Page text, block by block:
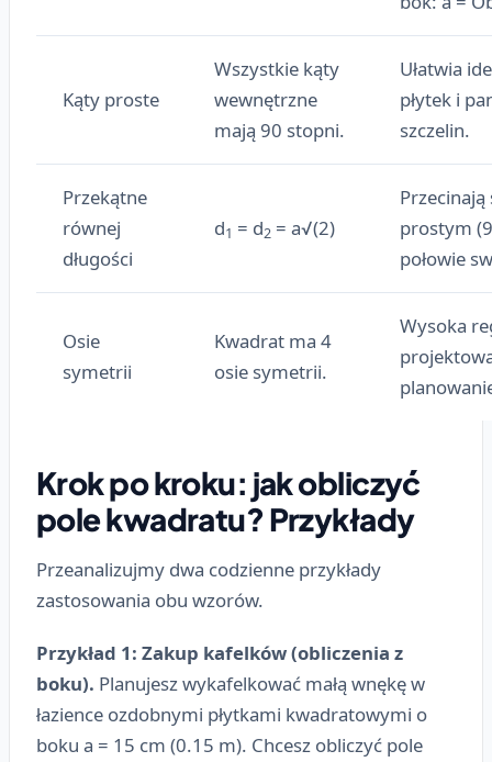
Kąty proste
Wszystkie kąty
wewnętrzne
mają 90 stopni.
Ułatwia
płytek i
szczelin.
Przekątne
równej
długości
d1 = d2 = a√(2)
prostym
połowie
Osie
symetrii
Kwadrat ma 4
osie symetrii.
Wysoka
Krok po kroku: jak obliczyć
pole kwadratu? Przykłady
Przeanalizujmy dwa codzienne przykłady
zastosowania obu wzorów.
Przykład 1: Zakup kafelków (obliczenia z
boku). Planujesz wykafelkować małą wnękę w
łazience ozdobnymi płytkami kwadratowymi o
boku a = 15 cm (0.15 m). Chcesz obliczyć pole